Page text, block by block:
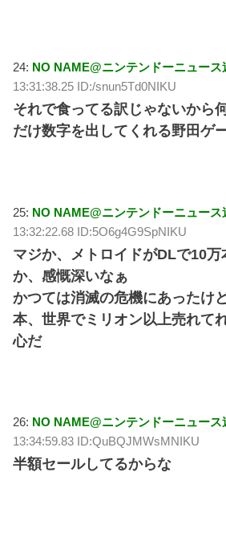
24: NO NAME@ニンテンドーニュース
13:31:38.25 ID:/snun5Td0NIKU
それで食ってる訳じゃないから
だけ数字を出してくれる野田ゲ
25: NO NAME@ニンテンドーニュース
13:32:22.68 ID:5O6g4G9SpNIKU
マジか、メトロイドがDLで10万
か、感慨深いなぁ
かつては消滅の危機にあったけ
本、世界でミリオン以上売れて
心だ
26: NO NAME@ニンテンドーニュース
13:34:59.83 ID:QuBQJMWsMNIKU
半額セールしてるからな